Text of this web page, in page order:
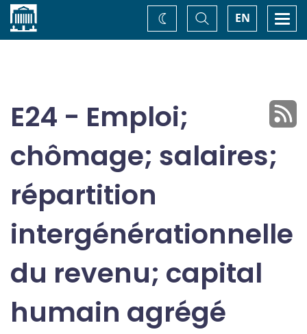
Accueil EN
Basculer
la
recherche
Changez
de
E24 - Emploi;
chômage; salaires;
répartition
intergénérationnelle
du revenu; capital
humain agrégé